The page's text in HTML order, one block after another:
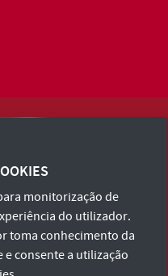
e Política de Privacidade
monitorização de
do utilizador.
toma conhecimento da
e consente a utilização